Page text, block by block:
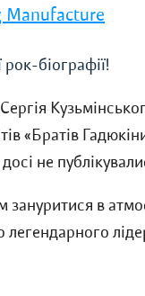
Manufacture
біографії!
Сергія
«Братів
не
в
легендарного